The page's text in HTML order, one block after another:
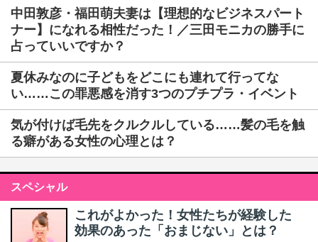
中田敦彦・福田萌夫妻は【理想的なビジネスパート
ナー】になれる相性だった！／三田モニカの勝手に
占っていいですか？
夏休みなのに子どもをどこにも連れて行ってな
い……この罪悪感を消す3つのプチプラ・イベント
気が付けば毛先をクルクルしている……髪の毛を触
る癖がある女性の心理とは？
スペシャル
これがよかった！女性たちが経験した
効果のあった「おまじない」とは？